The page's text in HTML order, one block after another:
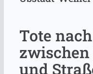
Tote
und